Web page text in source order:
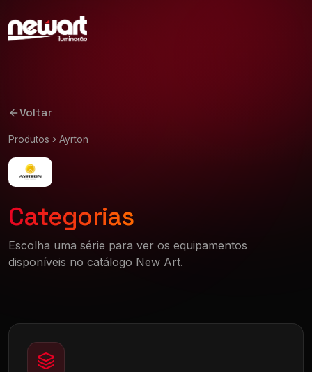
Voltar
Produtos Ayrton
Categorias
Escolha uma série para ver os equipamentos
disponíveis no catálogo New Art.